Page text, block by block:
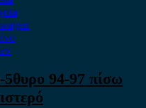
94-97 πίσω